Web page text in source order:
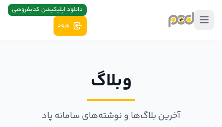
دانلود اپلیکیشن کتابفروشی
ورود
وبلاگ
آخرین بلاگ‌ها و نوشته‌های سامانه پاد